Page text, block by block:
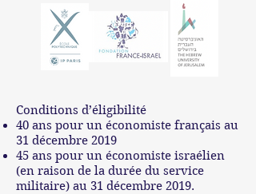
Conditions d’éligibilité
40 ans pour un économiste français au
31 décembre 2019
45 ans pour un économiste israélien
(en raison de la durée du service
militaire) au 31 décembre 2019.